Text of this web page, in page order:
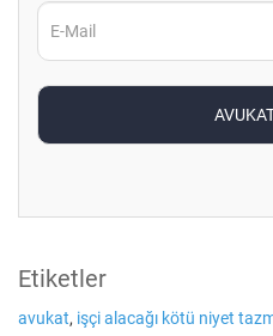
Etiketler
avukat, işçi alacağı kötü niyet